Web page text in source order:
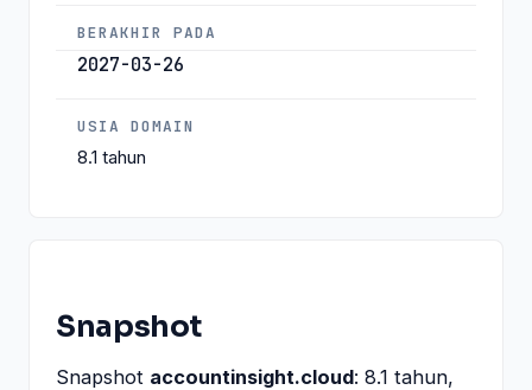
BERAKHIR PADA
2027-03-26
USIA DOMAIN
8.1 tahun
Snapshot
Snapshot accountinsight.cloud: 8.1 tahun,